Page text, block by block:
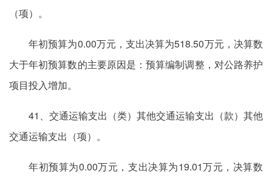
（项）。
年初预算为0.00万元，支出决算为518.50万元，决算数
大于年初预算数的主要原因是：预算编制调整，对公路养护
项目投入增加。
41、交通运输支出（类）其他交通运输支出（款）其他
交通运输支出（项）。
年初预算为0.00万元，支出决算为19.01万元，决算数